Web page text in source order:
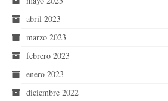
abril 2023
marzo 2023
febrero 2023
enero 2023
diciembre 2022